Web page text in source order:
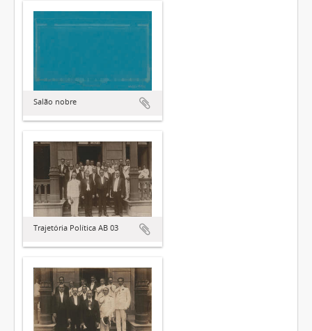
Salão nobre
Trajetória Política AB 03